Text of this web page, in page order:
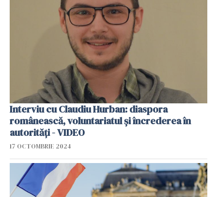
Interviu cu Claudiu Hurban: diaspora
românească, voluntariatul și încrederea în
autorități - VIDEO
17 OCTOMBRIE 2024